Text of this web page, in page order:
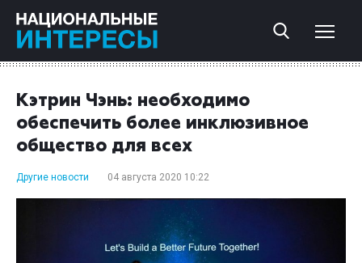
Кэтрин Чэнь: необходимо
обеспечить более инклюзивное
общество для всех
Другие новости 04 августа 2020 10:22